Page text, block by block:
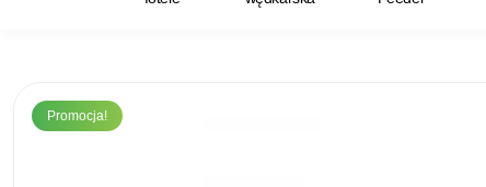
Promocja!